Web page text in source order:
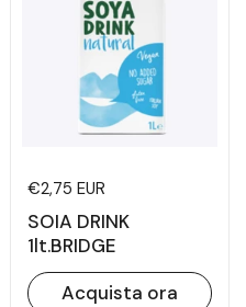
Prezzo di listino
€2,75 EUR
SOIA DRINK
1lt.BRIDGE
Acquista ora